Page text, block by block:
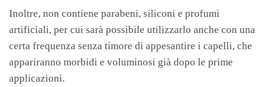
Inoltre, non contiene parabeni, siliconi e profumi
artificiali, per cui sarà possibile utilizzarlo anche con una
certa frequenza senza timore di appesantire i capelli, che
appariranno morbidi e voluminosi già dopo le prime
applicazioni.